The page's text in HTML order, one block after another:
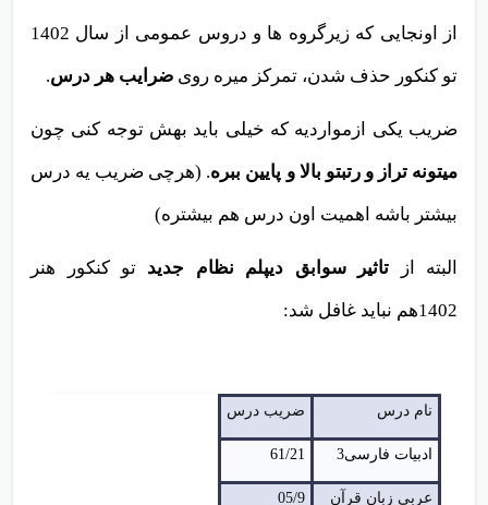
از اونجایی که زیرگروه ها و دروس عمومی از سال 1402
تو کنکور حذف شدن، تمرکز میره روی ضرایب هر درس.
ضریب یکی ازمواردیه که خیلی باید بهش توجه کنی چون
میتونه تراز و رتبتو بالا و پایین ببره. (هرچی ضریب یه درس
بیشتر باشه اهمیت اون درس هم بیشتره)
البته از تاثیر سوابق دیپلم نظام جدید تو کنکور هنر
1402هم نباید غافل شد:
نام درس ضریب درس
ادبیات فارسی3 61/21
عربی زبان قرآن 05/9